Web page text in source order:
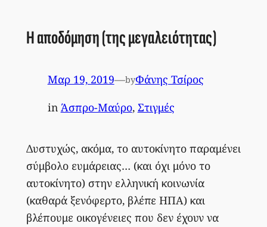
Η αποδόμηση (της μεγαλειότητας)
Μαρ 19, 2019—byΦάνης Τσίρος
in Άσπρο-Μαύρο, Στιγμές
Δυστυχώς, ακόμα, το αυτοκίνητο παραμένει
σύμβολο ευμάρειας… (και όχι μόνο το
αυτοκίνητο) στην ελληνική κοινωνία
(καθαρά ξενόφερτο, βλέπε ΗΠΑ) και
βλέπουμε οικογένειες που δεν έχουν να